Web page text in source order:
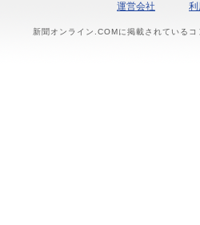
運営会社
新聞オンライン.COMに掲載されている